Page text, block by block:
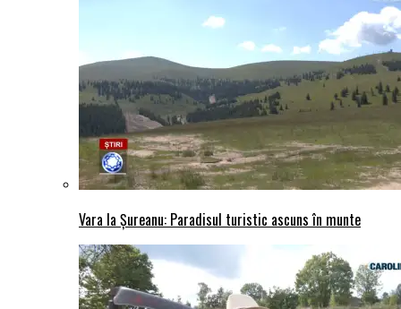
Vara la Șureanu: Paradisul turistic ascuns în munte